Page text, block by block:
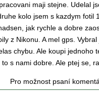
maji stejne. Udelal
kolo jsem s kazdym fotil
jak rychle a dobre
z Nikonu. A mel gps.
chybu. Ale koupi jednoho
s nami dobre. Ale ptej se,
Pro možnost psaní